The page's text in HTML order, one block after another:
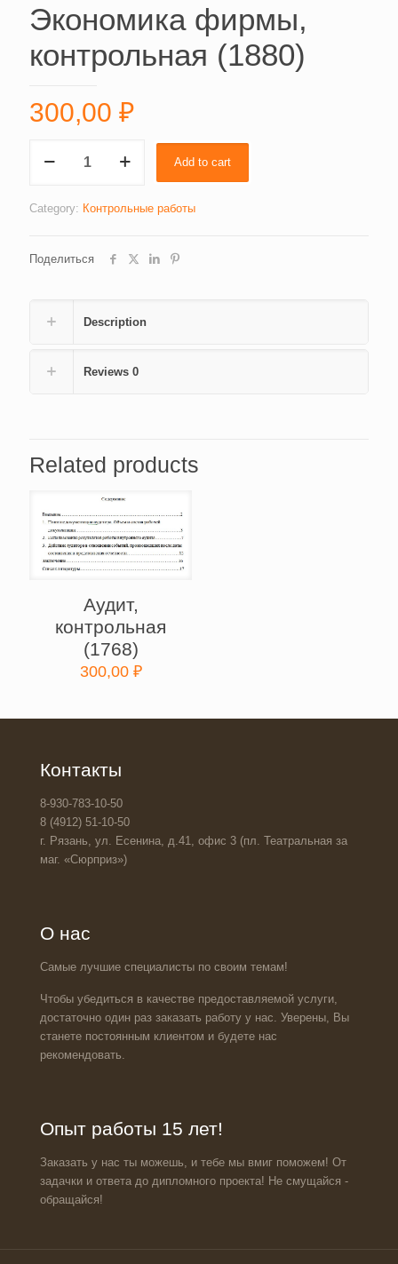
Экономика фирмы,
контрольная (1880)
300,00 ₽
фирмы,
(1880)
Add to cart
Category: Контрольные работы
Поделиться
Description
Reviews 0
Related products
Аудит,
контрольная
(1768)
300,00 ₽
Контакты
8-930-783-10-50
8 (4912) 51-10-50
г. Рязань, ул. Есенина, д.41, офис 3 (пл. Театральная за
маг. «Сюрприз»)
О нас
Самые лучшие специалисты по своим темам!
Чтобы убедиться в качестве предоставляемой услуги,
достаточно один раз заказать работу у нас. Уверены, Вы
станете постоянным клиентом и будете нас
рекомендовать.
Опыт работы 15 лет!
Заказать у нас ты можешь, и тебе мы вмиг поможем! От
задачки и ответа до дипломного проекта! Не смущайся -
обращайся!